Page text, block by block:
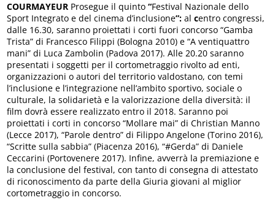
COURMAYEUR Prosegue il quinto “Festival Nazionale dello
Sport Integrato e del cinema d’inclusione”:al centro congressi,
dalle 16.30, saranno proiettati i corti fuori concorso “Gamba
Trista” di Francesco Filippi (Bologna 2010) e “A ventiquattro
mani” di Luca Zambolin (Padova 2017). Alle 20.20 saranno
presentati i soggetti per il cortometraggio rivolto ad enti,
organizzazioni o autori del territorio valdostano, con temi
l’inclusione e l’integrazione nell’ambito sportivo, sociale o
culturale, la solidarietà e la valorizzazione della diversità: il
film dovrà essere realizzato entro il 2018. Saranno poi
proiettati i corti in concorso “Mollare mai” di Christian Manno
(Lecce 2017), “Parole dentro” di Filippo Angelone (Torino 2016),
“Scritte sulla sabbia” (Piacenza 2016), “#Gerda” di Daniele
Ceccarini (Portovenere 2017). Infine, avverrà la premiazione e
la conclusione del festival, con tanto di consegna di attestato
di riconoscimento da parte della Giuria giovani al miglior
cortometraggio in concorso.